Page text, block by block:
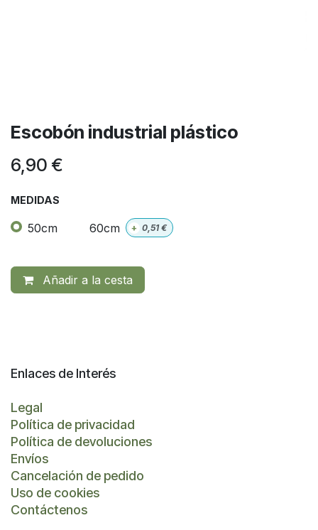
Escobón industrial plástico
6,90 €
MEDIDAS
50cm 60cm + 0,51€
Añadir a la cesta
Enlaces de Interés
Legal
Política de privacidad
Política de devoluciones
Envíos
Cancelación de pedido
Uso de cookies
Contáctenos